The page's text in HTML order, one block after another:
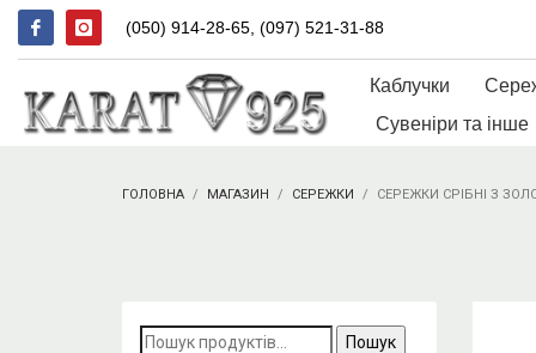
(050) 914-28-65, (097) 521-31-88
Каблучки
Сувеніри та інше
ГОЛОВНА МАГАЗИН СЕРЕЖКИ СЕРЕЖКИ СРІБНІ З
Пошук